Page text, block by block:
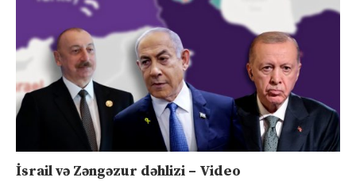
İsrail və Zəngəzur dəhlizi – Video